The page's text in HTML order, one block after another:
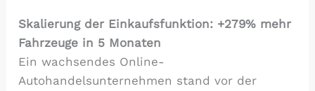
Skalierung der Einkaufsfunktion: +279% mehr
Fahrzeuge in 5 Monaten
Ein wachsendes Online-
Autohandelsunternehmen stand vor der